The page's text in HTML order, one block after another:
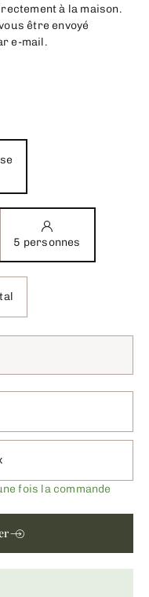
à la maison.
être envoyé
e-mail.
5 personnes
fois la commande